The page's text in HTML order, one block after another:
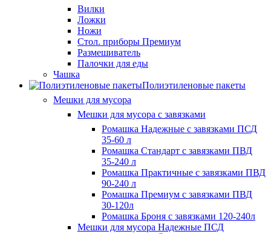
Вилки
Ложки
Ножи
Стол. приборы Премиум
Размешиватель
Палочки для еды
Чашка
Полиэтиленовые пакеты
Мешки для мусора
Мешки для мусора с завязками
Ромашка Надежные с завязками ПСД
35-60 л
Ромашка Стандарт с завязками ПВД
35-240 л
Ромашка Практичные с завязками ПВД
90-240 л
Ромашка Премиум с завязками ПВД
30-120л
Ромашка Броня с завязками 120-240л
Мешки для мусора Надежные ПСД